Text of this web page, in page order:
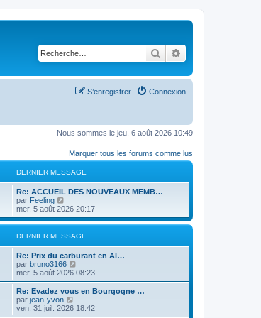
Rechercher
Connexion
S’enregistrer
Nous sommes le jeu. 6 août 2026 10:49
Marquer tous les forums comme lus
DERNIER MESSAGE
D
e
r
n
i
e
e
s
s
a
g
e
Re: ACCUEIL DES NOUVEAUX MEMB…
par Feeling
o
i
r
l
e
r
n
i
e
r
m
mer. 5 août 2026 20:17
DERNIER MESSAGE
D
e
r
n
i
e
r
Re: Prix ​​du carburant en Al…
par bruno3166
o
i
r
e
mer. 5 août 2026 08:23
D
e
r
n
Re: Evadez vous en Bourgogne …
par jean-yvon
o
i
ven. 31 juil. 2026 18:42